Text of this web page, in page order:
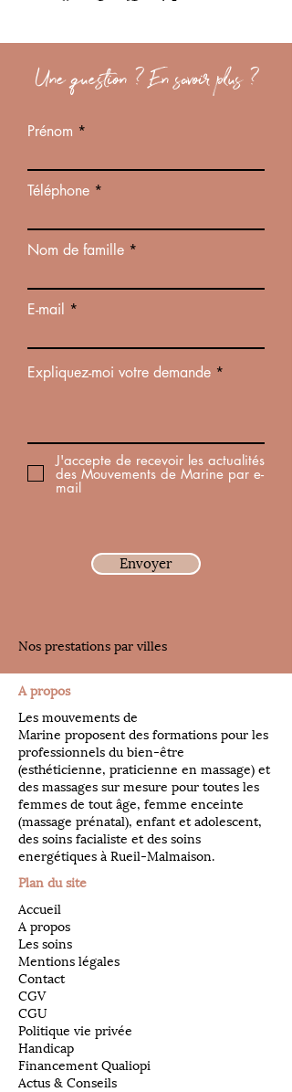
Une question ? En savoir plus ?
Prénom
Téléphone
Nom de famille
E-mail
Expliquez-moi votre demande
J'accepte de recevoir les actualités
des Mouvements de Marine par e-
mail
Envoyer
Nos prestations par villes
A propos
Les mouvements de
Marine proposent des formations pour les
professionnels du bien-être
(esthéticienne, praticienne en massage) et
des massages sur mesure pour toutes les
femmes de tout âge, femme enceinte
(massage prénatal), enfant et adolescent,
des soins facialiste et des soins
energétiques à Rueil-Malmaison.
Plan du site
Accueil
A propos
Les soins
Mentions légales
Contact
CGV
CGU
Politique vie privée
Handicap
Financement Qualiopi
Actus & Conseils